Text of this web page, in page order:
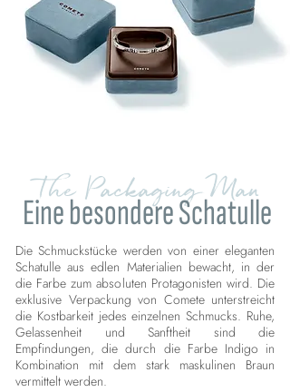
The Packaging Man
Eine besondere Schatulle
Die Schmuckstücke werden von einer eleganten
Schatulle aus edlen Materialien bewacht, in der
die Farbe zum absoluten Protagonisten wird. Die
exklusive Verpackung von Comete unterstreicht
die Kostbarkeit jedes einzelnen Schmucks. Ruhe,
Gelassenheit und Sanftheit sind die
Empfindungen, die durch die Farbe Indigo in
Kombination mit dem stark maskulinen Braun
vermittelt werden.